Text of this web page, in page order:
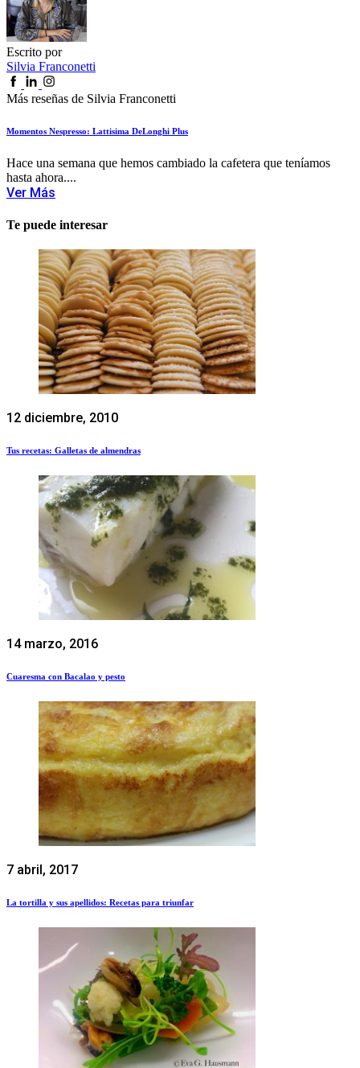
Escrito por
Silvia Franconetti
Más reseñas de Silvia Franconetti
Momentos Nespresso: Lattisima DeLonghi Plus
Hace una semana que hemos cambiado la cafetera que teníamos
hasta ahora....
Ver Más
Te puede interesar
12 diciembre, 2010
Tus recetas: Galletas de almendras
14 marzo, 2016
Cuaresma con Bacalao y pesto
7 abril, 2017
La tortilla y sus apellidos: Recetas para triunfar